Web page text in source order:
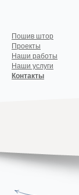
Пошив штор
Проекты
Наши работы
Наши услуги
Контакты